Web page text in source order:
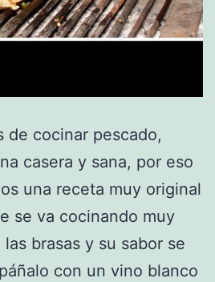
de cocinar pescado,
casera y sana, por eso
una receta muy original
se va cocinando muy
brasas y su sabor se
con un vino blanco